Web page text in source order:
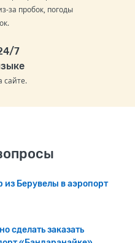
за пробок, погоды
7
сайте.
из Берувелы в аэропорт
сделать заказать